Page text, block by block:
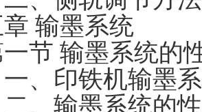
输墨系统
节 输墨系统的
印铁机输墨
输墨系统的性